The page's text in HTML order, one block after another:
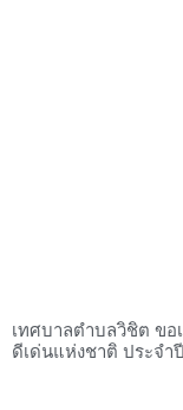
เทศบาลตำบลวิชิต ข
ดีเด่นแห่งชาติ ประจำ